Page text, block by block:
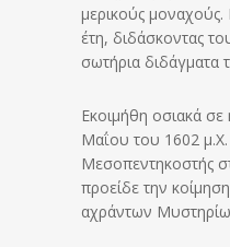
μερικούς μοναχούς.
έτη, διδάσκοντας
σωτήρια διδάγματα
Εκοιμήθη οσιακά σε
Μαΐου του 1602 μ.Χ.
Μεσοπεντηκοστής
προείδε την
αχράντων